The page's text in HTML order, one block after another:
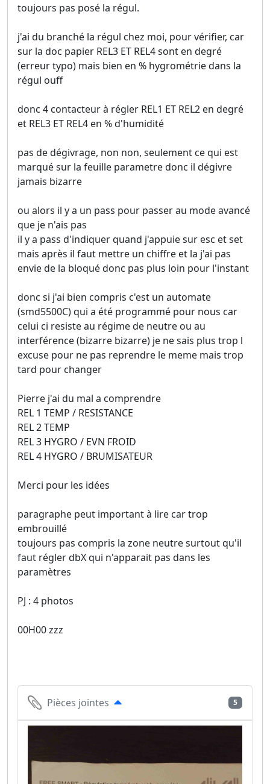
toujours pas posé la régul.
j'ai du branché la régul chez moi, pour vérifier, car
sur la doc papier REL3 ET REL4 sont en degré
(erreur typo) mais bien en % hygrométrie dans la
régul ouff
donc 4 contacteur à régler REL1 ET REL2 en degré
et REL3 ET REL4 en % d'humidité
pas de dégivrage, non non, seulement ce qui est
marqué sur la feuille parametre donc il dégivre
jamais bizarre
ou alors il y a un pass pour passer au mode avancé
que je n'ais pas
il y a pass d'indiquer quand j'appuie sur esc et set
mais après il faut mettre un chiffre et la j'ai pas
envie de la bloqué donc pas plus loin pour l'instant
donc si j'ai bien compris c'est un automate
(smd5500C) qui a été programmé pour nous car
celui ci resiste au régime de neutre ou au
interférence (bizarre bizarre) je ne sais plus trop l
excuse pour ne pas reprendre le meme mais trop
tard pour changer
Pierre j'ai du mal a comprendre
REL 1 TEMP / RESISTANCE
REL 2 TEMP
REL 3 HYGRO / EVN FROID
REL 4 HYGRO / BRUMISATEUR
Merci pour les idées
paragraphe peut important à lire car trop
embrouillé
toujours pas compris la zone neutre surtout qu'il
faut régler dbX qui n'apparait pas dans les
paramètres
PJ : 4 photos
00H00 zzz
Pièces jointes 5